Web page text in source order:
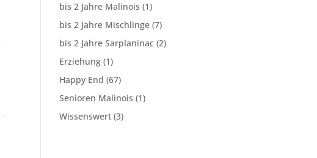
bis 2 Jahre Malinois (1)
bis 2 Jahre Mischlinge(7)
bis 2 Jahre Sarplaninac(2)
Erziehung(1)
Happy End (67)
Senioren Malinois (1)
Wissenswert(3)